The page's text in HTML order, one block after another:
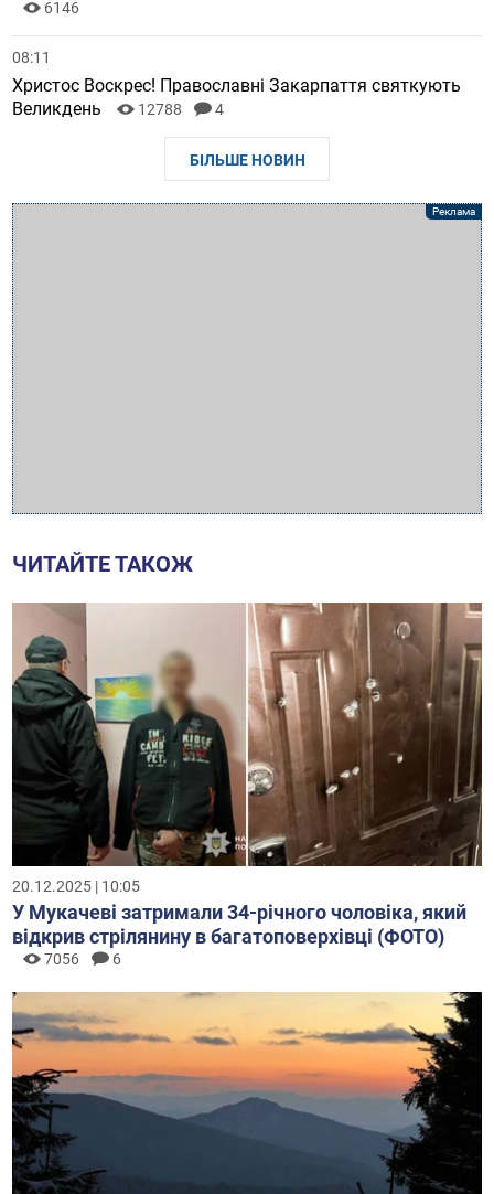
6146
08:11
Христос Воскрес! Православні Закарпаття святкують
Великдень
12788 4
БІЛЬШЕ НОВИН
ЧИТАЙТЕ ТАКОЖ
20.12.2025 | 10:05
У Мукачеві затримали 34-річного чоловіка, який
відкрив стрілянину в багатоповерхівці (ФОТО)
7056 6